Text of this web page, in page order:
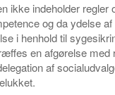
ikke indeholder regler
og da ydelse af
i henhold til
en afgørelse med
af